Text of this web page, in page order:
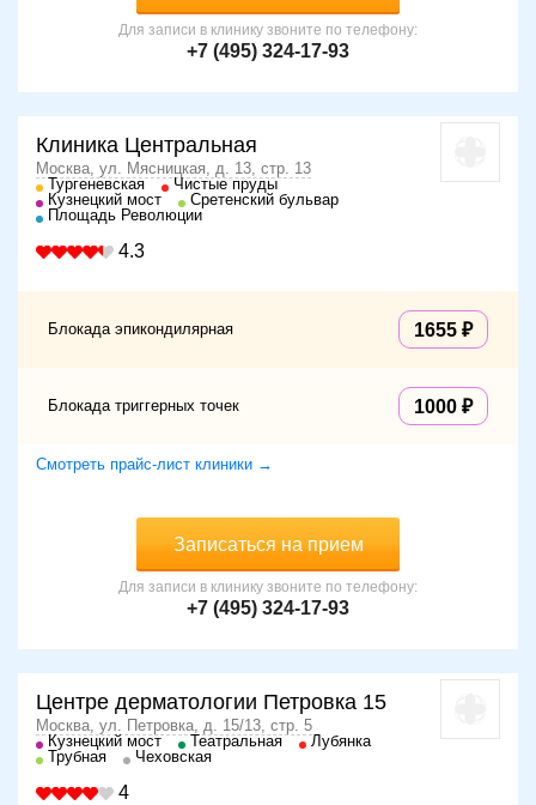
Для записи в клинику звоните по телефону:
+7 (495) 324-17-93
Клиника Центральная
Москва, ул. Мясницкая, д. 13, стр. 13
Тургеневская
Чистые пруды
Кузнецкий мост
Сретенский бульвар
Площадь Революции
4.3
Блокада эпикондилярная 1655
Блокада триггерных точек 1000
Смотреть прайс-лист клиники →
Записаться на прием
Для записи в клинику звоните по телефону:
+7 (495) 324-17-93
Центре дерматологии Петровка 15
Москва, ул. Петровка, д. 15/13, стр. 5
Кузнецкий мост
Театральная
Лубянка
Трубная
Чеховская
4